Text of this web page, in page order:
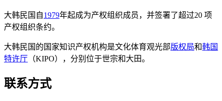
大韩民国自1979年起成为产权组织成员，并签署了超过20 项
产权组织条约。
大韩民国的国家知识产权机构是文化体育观光部版权局和韩国
特许厅 （KIPO），分别位于世宗和大田。
联系方式